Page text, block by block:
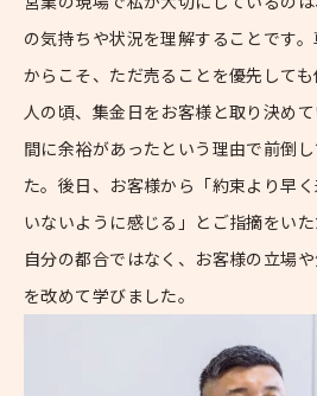
の気持ちや状況を理解することです
からこそ、ただ売ることを優先して
人の頃、集金日をお客様と取り決め
間に余裕があったという理由で前倒
た。後日、お客様から「約束より早
いないように感じる」とご指摘をいた
自分の都合ではなく、お客様の立場
を改めて学びました。